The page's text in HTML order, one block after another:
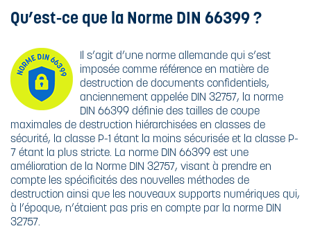
Qu’est-ce que la Norme DIN 66399 ?
Il s’agit d’une norme allemande qui s’est
imposée comme référence en matière de
destruction de documents confidentiels,
anciennement appelée DIN 32757, la norme
DIN 66399 définie des tailles de coupe
maximales de destruction hiérarchisées en classes de
sécurité, la classe P-1 étant la moins sécurisée et la classe P-
7 étant la plus stricte. La norme DIN 66399 est une
amélioration de la Norme DIN 32757, visant à prendre en
compte les spécificités des nouvelles méthodes de
destruction ainsi que les nouveaux supports numériques qui,
à l’époque, n’étaient pas pris en compte par la norme DIN
32757.